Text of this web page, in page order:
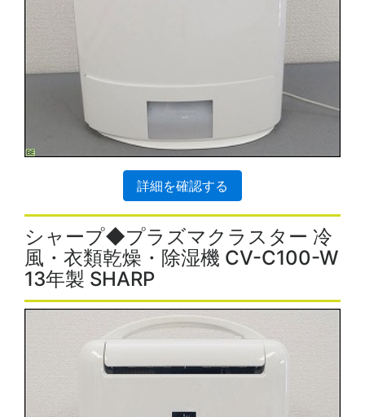
詳細を確認する
シャープ◆プラズマクラスター 冷
風・衣類乾燥・除湿機 CV-C100-W
13年製 SHARP